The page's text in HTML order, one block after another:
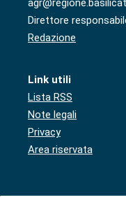
Direttore
Redazione
Link utili
Lista RSS
Note legali
Privacy
Area riservata